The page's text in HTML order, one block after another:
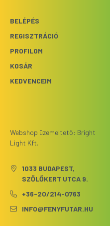
BELÉPÉS
REGISZTRÁCIÓ
PROFILOM
KOSÁR
KEDVENCEIM
Webshop üzemeltető: Bright
Light Kft.
1033 BUDAPEST,
SZŐLŐKERT UTCA 9.
+36-20/214-0763
INFO@FENYFUTAR.HU